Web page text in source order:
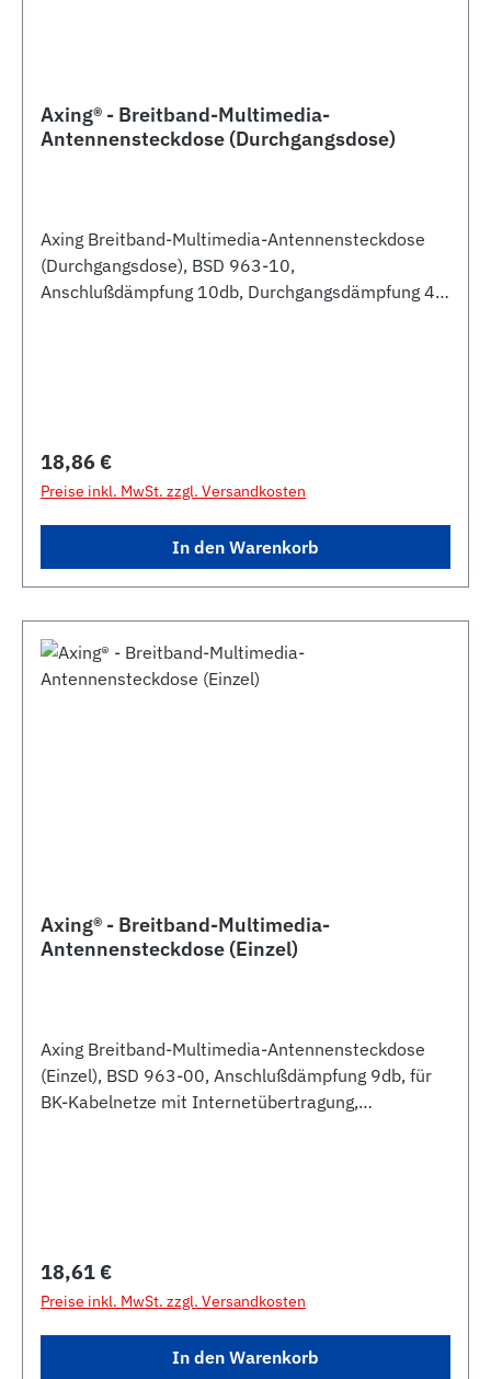
Axing® - Breitband-Multimedia-
Antennensteckdose (Durchgangsdose)
Axing Breitband-Multimedia-Antennensteckdose
(Durchgangsdose), BSD 963-10,
Anschlußdämpfung 10db, Durchgangsdämpfung 4,5
Regulärer Preis:
18,86 €
Preise inkl. MwSt. zzgl. Versandkosten
In den Warenkorb
Axing® - Breitband-Multimedia-
Antennensteckdose (Einzel)
Axing Breitband-Multimedia-Antennensteckdose
(Einzel), BSD 963-00, Anschlußdämpfung 9db, für
BK-Kabelnetze mit Internetübertragung,
Regulärer Preis:
18,61 €
Preise inkl. MwSt. zzgl. Versandkosten
In den Warenkorb